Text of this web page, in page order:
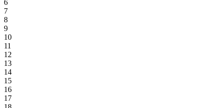
6
7
8
9
10
11
12
13
14
15
16
17